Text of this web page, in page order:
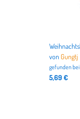
von Gungtj
gefunden bei
5,69 €